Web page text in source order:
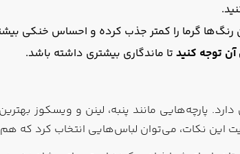
رنگ‌ها گرما را کمتر جذب کرده و احساس خنکی
توجه کنید تا ماندگاری بیشتری داشته باشد.
پارچه‌هایی مانند پنبه، لینن و ویسکوز
این نکات، می‌توان لباس‌هایی انتخاب کرد که